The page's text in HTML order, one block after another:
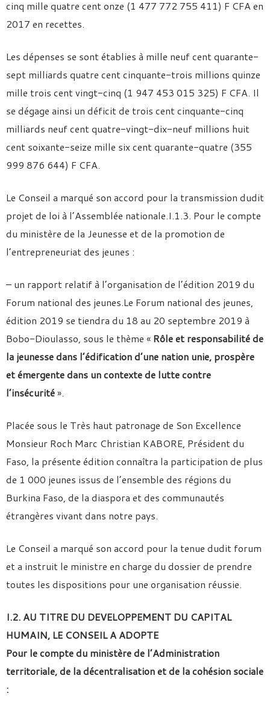
cinq mille quatre cent onze (1 477 772 755 411) F CFA en
2017 en recettes.
Les dépenses se sont établies à mille neuf cent quarante-
sept milliards quatre cent cinquante-trois millions quinze
mille trois cent vingt-cinq (1 947 453 015 325) F CFA. Il
se dégage ainsi un déficit de trois cent cinquante-cinq
milliards neuf cent quatre-vingt-dix-neuf millions huit
cent soixante-seize mille six cent quarante-quatre (355
999 876 644) F CFA.
Le Conseil a marqué son accord pour la transmission dudit
projet de loi à l’Assemblée nationale.I.1.3. Pour le compte
du ministère de la Jeunesse et de la promotion de
l’entrepreneuriat des jeunes :
– un rapport relatif à l’organisation de l’édition 2019 du
Forum national des jeunes.Le Forum national des jeunes,
édition 2019 se tiendra du 18 au 20 septembre 2019 à
Bobo-Dioulasso, sous le thème « Rôle et responsabilité de
la jeunesse dans l’édification d’une nation unie, prospère
et émergente dans un contexte de lutte contre
l’insécurité».
Placée sous le Très haut patronage de Son Excellence
Monsieur Roch Marc Christian KABORE, Président du
Faso, la présente édition connaîtra la participation de plus
de 1 000 jeunes issus de l’ensemble des régions du
Burkina Faso, de la diaspora et des communautés
étrangères vivant dans notre pays.
Le Conseil a marqué son accord pour la tenue dudit forum
et a instruit le ministre en charge du dossier de prendre
toutes les dispositions pour une organisation réussie.
I.2. AU TITRE DU DEVELOPPEMENT DU CAPITAL
HUMAIN, LE CONSEIL A ADOPTE
Pour le compte du ministère de l’Administration
territoriale, de la décentralisation et de la cohésion sociale
: